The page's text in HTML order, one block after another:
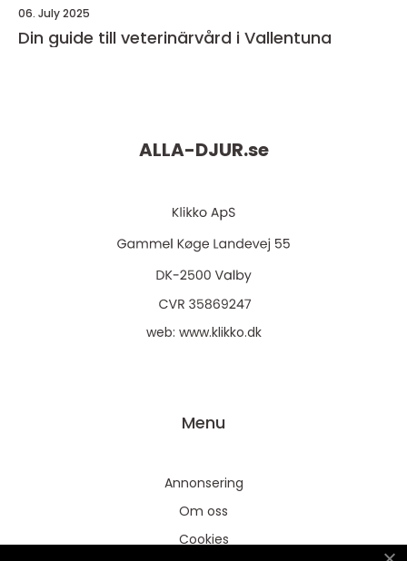
06. July 2025
Din guide till veterinärvård i Vallentuna
ALLA-DJUR.se
web: www.klikko.dk
Menu
Annonsering
Om oss
Cookies